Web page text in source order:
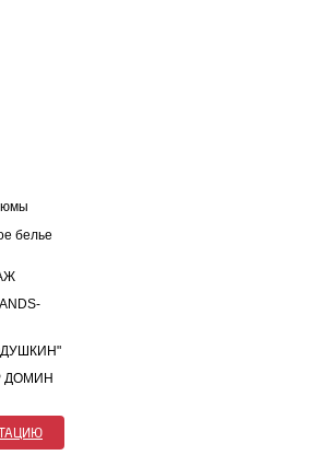
белье
ДОМИН